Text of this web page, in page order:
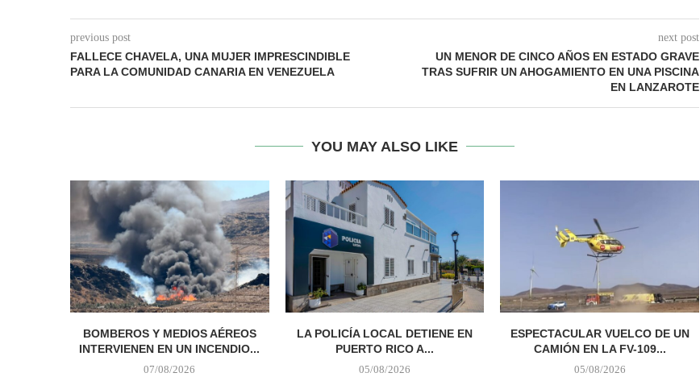
previous post
FALLECE CHAVELA, UNA MUJER IMPRESCINDIBLE
PARA LA COMUNIDAD CANARIA EN VENEZUELA
next post
UN MENOR DE CINCO AÑOS EN ESTADO GRAVE
TRAS SUFRIR UN AHOGAMIENTO EN UNA PISCINA
EN LANZAROTE
YOU MAY ALSO LIKE
BOMBEROS Y MEDIOS AÉREOS
INTERVIENEN EN UN INCENDIO...
07/08/2026
LA POLICÍA LOCAL DETIENE EN
PUERTO RICO A...
05/08/2026
ESPECTACULAR VUELCO DE UN
CAMIÓN EN LA FV-109...
05/08/2026